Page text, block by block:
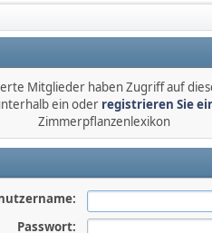
Mitglieder haben Zugriff auf
ein oder registrieren Sie
Zimmerpflanzenlexikon
Passwort: